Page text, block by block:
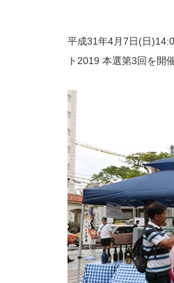
平成31年4月7日(日
ト2019 本選第3回を開